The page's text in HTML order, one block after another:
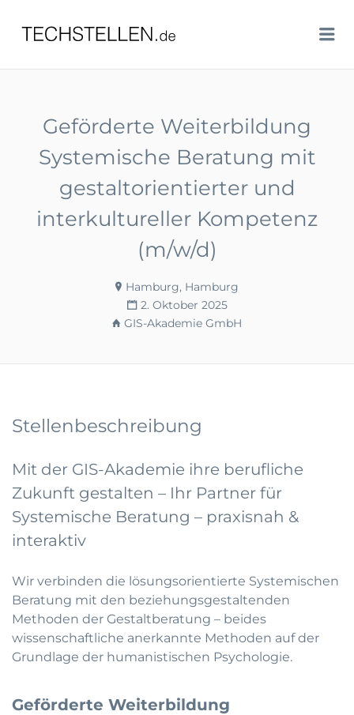
TECHSTELLEN.DE
Geförderte Weiterbildung
Systemische Beratung mit
gestaltorientierter und
interkultureller Kompetenz
(m/w/d)
Hamburg, Hamburg
2. Oktober 2025
GIS-Akademie GmbH
Stellenbeschreibung
Mit der GIS-Akademie ihre berufliche
Zukunft gestalten – Ihr Partner für
Systemische Beratung – praxisnah &
interaktiv
Wir verbinden die lösungsorientierte Systemischen
Beratung mit den beziehungsgestaltenden
Methoden der Gestaltberatung – beides
wissenschaftliche anerkannte Methoden auf der
Grundlage der humanistischen Psychologie.
Geförderte Weiterbildung